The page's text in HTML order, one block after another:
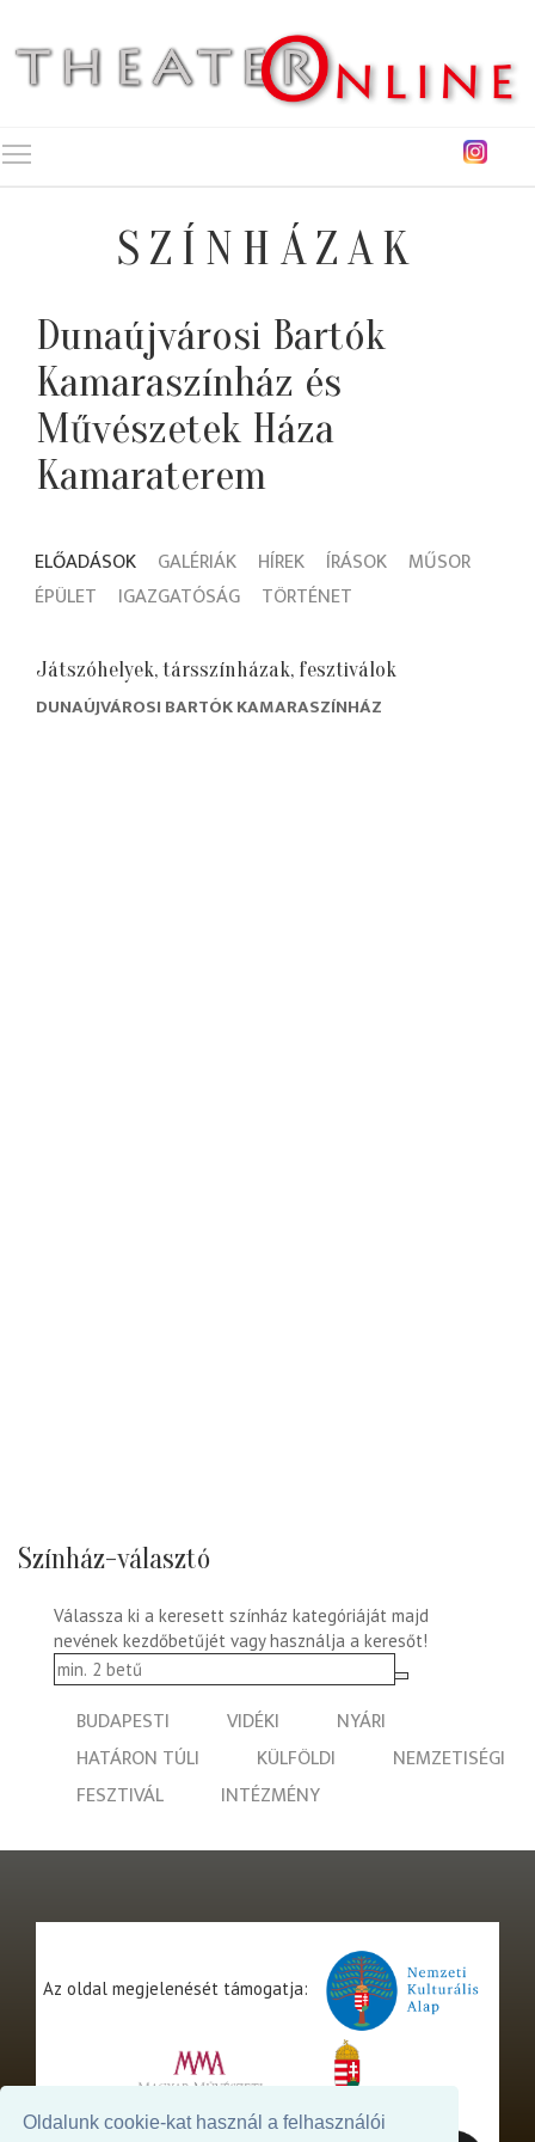
Oldalunk cookie-kat használ a felhasználói
SZÍNHÁZAK
Dunaújvárosi Bartók
Kamaraszínház és
Művészetek Háza
Kamaraterem
ELŐADÁSOK GALÉRIÁK HÍREK ÍRÁSOK
MŰSOR
ÉPÜLET
IGAZGATÓSÁG TÖRTÉNET
Játszóhelyek, társszínházak, fesztiválok
DUNAÚJVÁROSI BARTÓK KAMARASZÍNHÁZ
Színház-választó
Válassza ki a keresett színház kategóriáját majd
nevének kezdőbetűjét vagy használja a keresőt!
BUDAPESTI VIDÉKI
NYÁRI
HATÁRON TÚLI
KÜLFÖLDI
NEMZETISÉGI
FESZTIVÁL
INTÉZMÉNY
Az oldal megjelenését támogatja: